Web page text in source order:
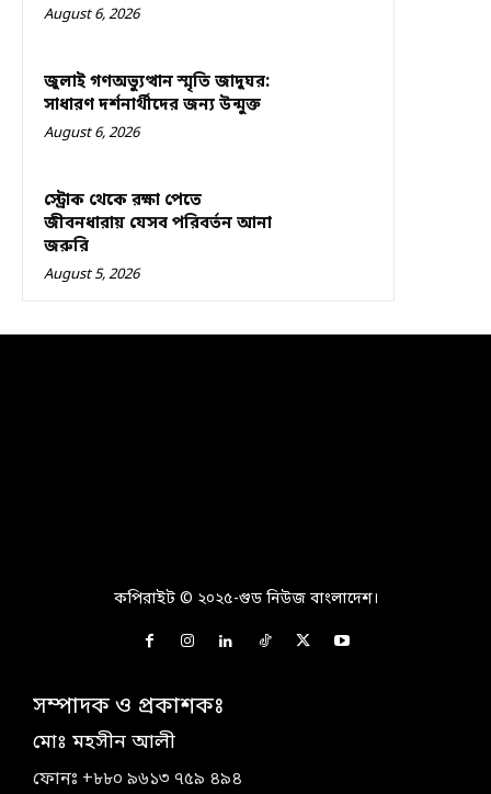
August 6, 2026
জুলাই গণঅভ্যুত্থান স্মৃতি জাদুঘর:
সাধারণ দর্শনার্থীদের জন্য উন্মুক্ত
August 6, 2026
স্ট্রোক থেকে রক্ষা পেতে
জীবনধারায় যেসব পরিবর্তন আনা
জরুরি
August 5, 2026
কপিরাইট © ২০২৫-গুড নিউজ বাংলাদেশ।
সম্পাদক ও প্রকাশকঃ
মোঃ মহসীন আলী
ফোনঃ +৮৮০ ৯৬১৩ ৭৫৯ ৪৯৪